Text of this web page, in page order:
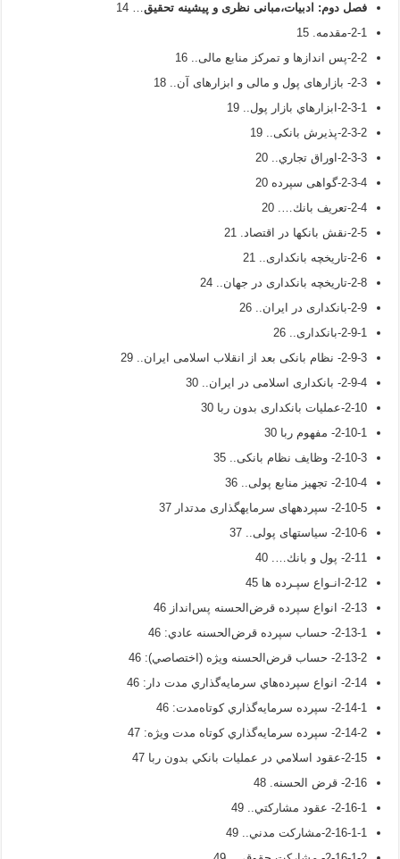
فصل دوم: ادبیات،مبانی نظری و پیشینه تحقیق… 14
2-1-مقدمه. 15
2-2-پس اندازها و تمرکز منابع مالی.. 16
2-3- بازارهای پول و مالی و ابزارهای آن.. 18
2-3-1-ابزارهاي بازار پول.. 19
2-3-2-پذیرش بانکی.. 19
2-3-3-اوراق تجاري.. 20
2-3-4-گواهی سپرده 20
2-4-تعريف بانك…. 20
2-5-نقش بانكها در اقتصاد. 21
2-6-تاریخچه بانکداری.. 21
2-8-تاریخچه بانکداری در جهان.. 24
2-9-بانکداری در ایران.. 26
2-9-1-بانکداری.. 26
2-9-3- نظام بانکی بعد از انقلاب اسلامی ایران.. 29
2-9-4- بانکداری اسلامی در ایران.. 30
2-10-عملیات بانکداری بدون ربا 30
2-10-1- مفهوم ربا 30
2-10-3- وظایف نظام بانکی.. 35
2-10-4- تجهیز منابع پولی.. 36
2-10-5- سپرده‏های سرمایه‏گذاری مدت‏دار 37
2-10-6- سیاست‏های پولی.. 37
2-11- پول و بانك…. 40
2-12-انـواع سپـرده ‌ها 45
2-13- انواع سپرده قرض‌الحسنه پس‌انداز 46
2-13-1- حساب سپرده قرض‌الحسنه عادي: 46
2-13-2- حساب قرض‌الحسنه ويژه (اختصاصي): 46
2-14- انواع سپرده‌هاي سرمايه‌گذاري مدت دار: 46
2-14-1- سپرده سرمايه‌گذاري كوتاه‌‌مدت: 46
2-14-2- سپرده سرمايه‌گذاري كوتاه مدت ويژه: 47
2-15-عقود اسلامي در عمليات بانكي بدون ربا 47
2-16- قرض الحسنه. 48
2-16-1- عقود مشاركتي.. 49
2-16-1-1-مشاركت مدني.. 49